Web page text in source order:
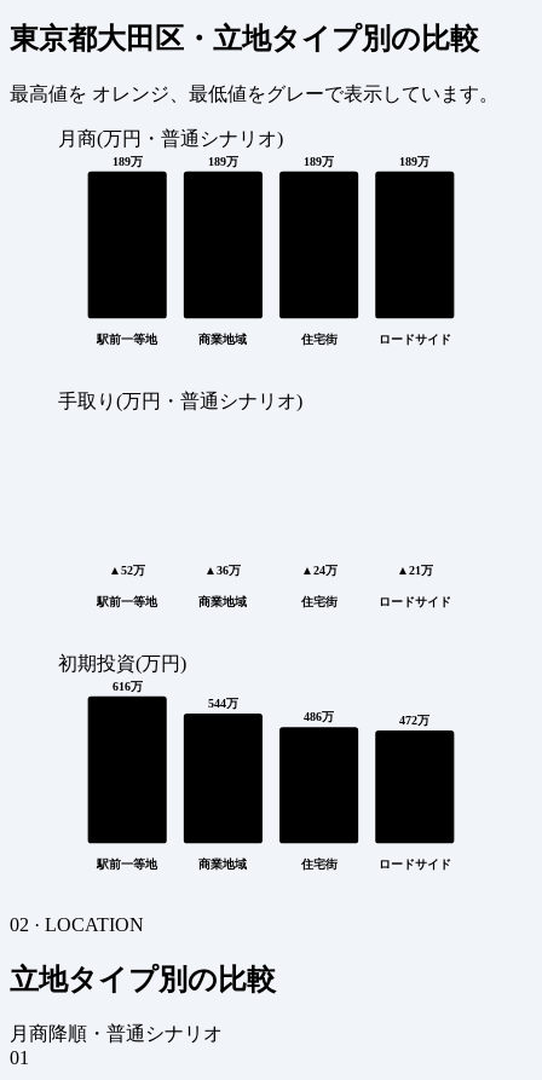
東京都大田区・立地タイプ別の比較
最高値を オレンジ 、最低値をグレーで表示しています。
月商(万円・普通シナリオ)
189万
駅前一等地
189万
商業地域
189万
住宅街
189万
ロードサイド
手取り(万円・普通シナリオ)
▲52万
駅前一等地
▲36万
商業地域
▲24万
住宅街
▲21万
ロードサイド
初期投資(万円)
616万
駅前一等地
544万
商業地域
486万
住宅街
472万
ロードサイド
02 · LOCATION
立地タイプ別の比較
月商降順・普通シナリオ
01